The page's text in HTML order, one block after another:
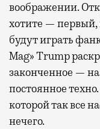
воображении.
хотите — первый,
будут играть
Mag» Trump
законченное —
постоянное
которой так все
нечего.